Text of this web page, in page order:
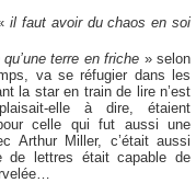
il faut avoir du chaos en soi
terre en friche » selon
va se réfugier dans les
la star en train de lire n’est
elle à dire, étaient
celle qui fut aussi une
Arthur Miller, c’était aussi
de lettres était capable de